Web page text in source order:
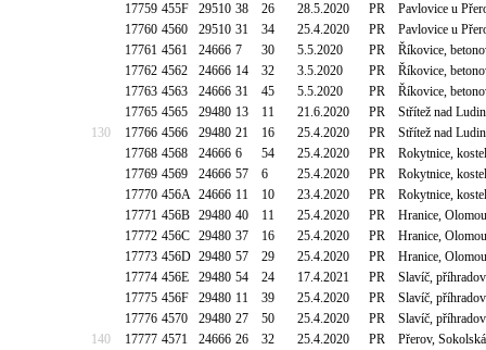
17759 455F 29510 38 26 28.5.2020 PR
Pavlovice u
17760 4560 29510 31 34 25.4.2020 PR
Pavlovice u
17761 4561 24666 7 30 5.5.2020 PR
Říkovice,
17762 4562 24666 14 32 3.5.2020 PR
Říkovice,
17763 4563 24666 31 45 5.5.2020 PR
Říkovice,
17765 4565 29480 13 11 21.6.2020 PR
Střítež nad
130
17766 4566 29480 21 16 25.4.2020 PR
Střítež nad
17768 4568 24666 6 54 25.4.2020 PR
Rokytnice,
17769 4569 24666 57 6 25.4.2020 PR
Rokytnice,
17770 456A 24666 11 10 23.4.2020 PR
Rokytnice,
17771 456B 29480 40 11 25.4.2020 PR
Hranice,
17772 456C 29480 37 16 25.4.2020 PR
Hranice,
17773 456D 29480 57 29 25.4.2020 PR
Hranice,
17774 456E 29480 54 24 17.4.2021 PR
Slavíč,
17775 456F 29480 11 39 25.4.2020 PR
Slavíč,
17776 4570 29480 27 50 25.4.2020 PR
Slavíč,
140
17777 4571 24666 26 32 25.4.2020 PR Přerov,